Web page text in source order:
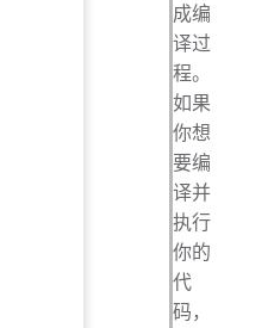
成编
译过
程。
如果
你想
要编
译并
执行
你的
代
码，